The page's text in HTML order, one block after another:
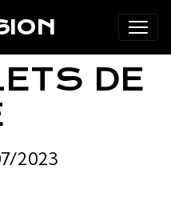
DE
2023